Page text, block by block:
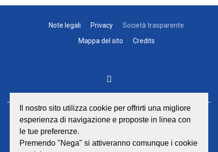
Note legali Privacy
Società trasparente
Mappa del sito
Credits
GEAT Srl
Sede legale e amministrativa:
Viale Lombardia 17 - 47838 Riccione
Il nostro sito utilizza cookie per offrirti una migliore
esperienza di navigazione e proposte in linea con
le tue preferenze.
Premendo "Nega" si attiveranno comunque i cookie